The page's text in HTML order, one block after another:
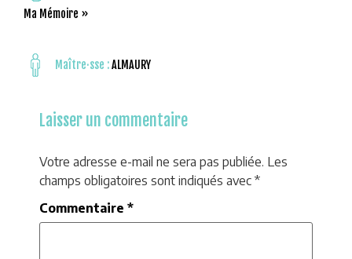
Ma Mémoire »
Maître·sse :ALMAURY
Laisser un commentaire
Votre adresse e-mail ne sera pas publiée. Les
champs obligatoires sont indiqués avec *
Commentaire *